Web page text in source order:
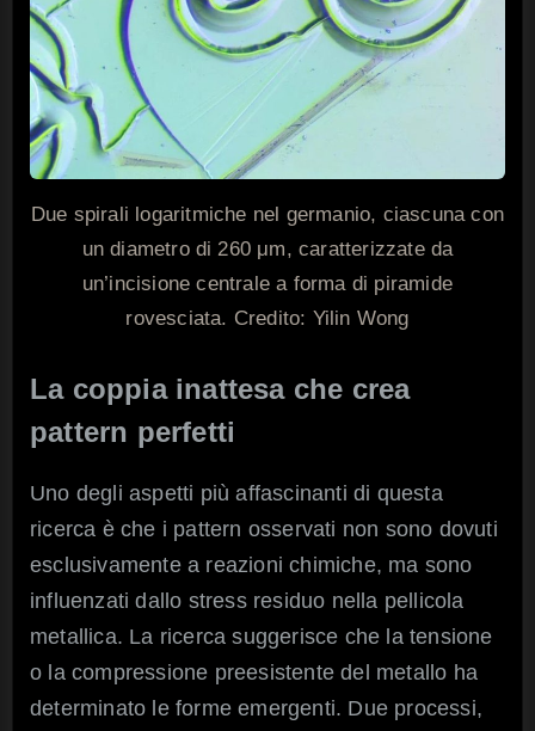
Due spirali logaritmiche nel germanio, ciascuna con
un diametro di 260 μm, caratterizzate da
un’incisione centrale a forma di piramide
rovesciata. Credito: Yilin Wong
La coppia inattesa che crea
pattern perfetti
Uno degli aspetti più affascinanti di questa
ricerca è che i pattern osservati non sono dovuti
esclusivamente a reazioni chimiche, ma sono
influenzati dallo stress residuo nella pellicola
metallica. La ricerca suggerisce che la tensione
o la compressione preesistente del metallo ha
determinato le forme emergenti. Due processi,